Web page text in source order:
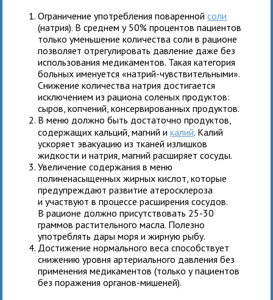
Ограничение употребления повареннойсоли
(натрия). В среднем у 50% процентов пациентов
только уменьшение количества соли в рационе
позволяет отрегулировать давление даже без
использования медикаментов. Такая категория
больных именуется «натрий-чувствительными».
Снижение количества натрия достигается
исключением из рациона соленых продуктов:
сыров, копчений, консервированных продуктов.
В меню должно быть достаточно продуктов,
содержащих кальций, магний икалий. Калий
ускоряет эвакуацию из тканей излишков
жидкости и натрия, магний расширяет сосуды.
Увеличение содержания в меню
полиненасыщенных жирных кислот, которые
предупреждают развитие атеросклероза
и участвуют в процессе расширения сосудов.
В рационе должно присутствовать 25-30
граммов растительного масла. Полезно
употреблять дары моря и жирную рыбу.
Достижение нормального веса способствует
снижению уровня артериального давления без
применения медикаментов (только у пациентов
без поражения органов-мишеней).